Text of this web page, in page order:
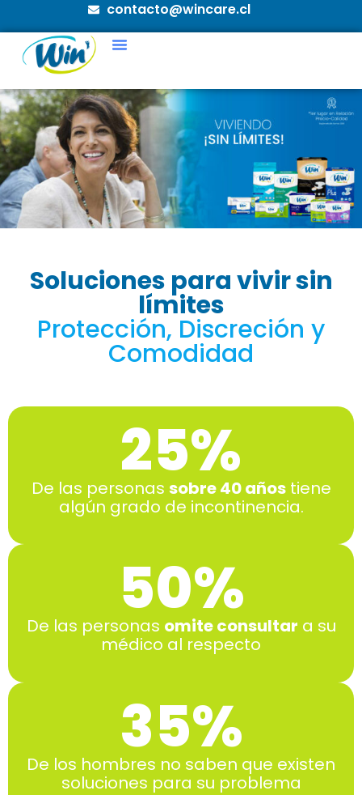
contacto@wincare.cl
Soluciones para vivir sin
límites
Protección, Discreción y
Comodidad
25%
De las personas sobre 40 añostiene
algún grado de incontinencia.
50%
De las personas omite consultar a su
médico al respecto
35%
De los hombres no saben que existen
soluciones para su problema